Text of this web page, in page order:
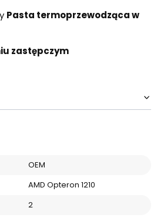
Pasta termoprzewodząca w
zastępczym
OEM
AMD Opteron 1210
2